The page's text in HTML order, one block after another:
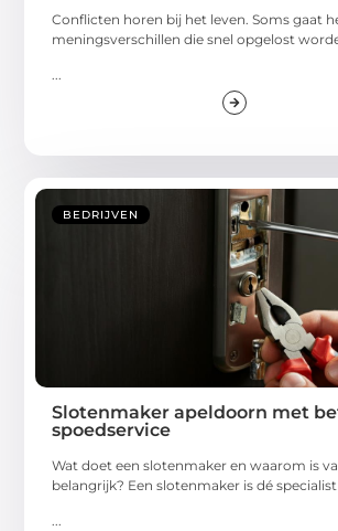
Conflicten horen bij het leven. Soms gaat
meningsverschillen die snel opgelost
BEDRIJVEN
Slotenmaker apeldoorn met
spoedservice
Wat doet een slotenmaker en waarom is
belangrijk? Een slotenmaker is dé specialist
...